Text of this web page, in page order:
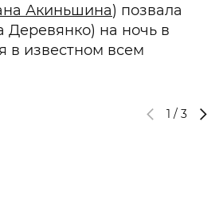
Акиньшина) позвала
Деревянко) на ночь в
в известном всем
1 / 3